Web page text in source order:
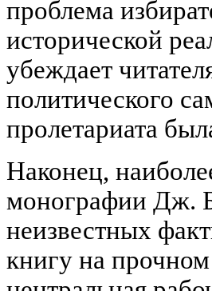
проблема
исторической
убеждает
политического
пролетариата
Наконец,
монографии Дж.
неизвестных
книгу на